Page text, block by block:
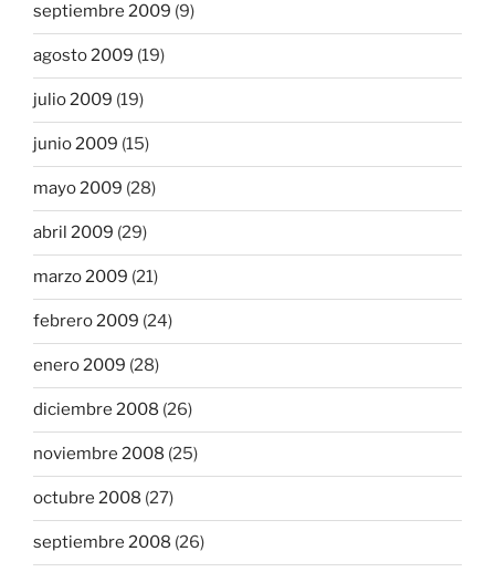
septiembre 2009 (9)
agosto 2009 (19)
julio 2009 (19)
junio 2009 (15)
mayo 2009 (28)
abril 2009 (29)
marzo 2009 (21)
febrero 2009 (24)
enero 2009 (28)
diciembre 2008 (26)
noviembre 2008 (25)
octubre 2008 (27)
septiembre 2008 (26)